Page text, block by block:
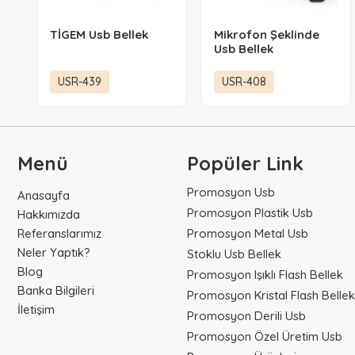
TİGEM Usb Bellek
USR-439
Mikrofon Şeklinde
Usb Bellek
USR-408
Menü
Anasayfa
Hakkımızda
Referanslarımız
Neler Yaptık?
Blog
Banka Bilgileri
İletişim
Popüler Link
Promosyon Usb
Promosyon Plastik Usb
Promosyon Metal Usb
Stoklu Usb Bellek
Promosyon Işıklı Flash Bellek
Promosyon Kristal Flash Bellek
Promosyon Derili Usb
Promosyon Özel Üretim Usb